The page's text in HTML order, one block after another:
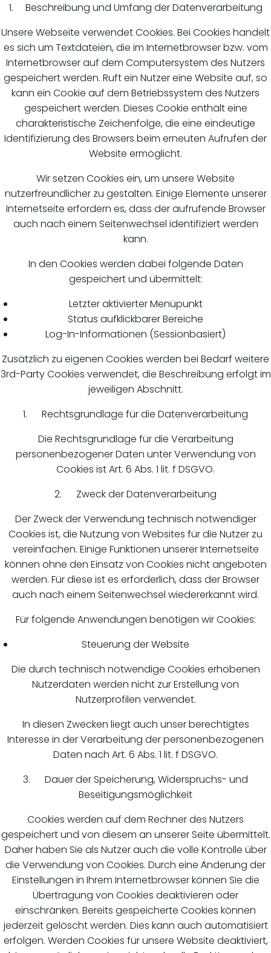
1. Beschreibung und Umfang der Datenverarbeitung
Unsere Webseite verwendet Cookies. Bei Cookies handelt
es sich um Textdateien, die im Internetbrowser bzw. vom
Internetbrowser auf dem Computersystem des Nutzers
gespeichert werden. Ruft ein Nutzer eine Website auf, so
kann ein Cookie auf dem Betriebssystem des Nutzers
gespeichert werden. Dieses Cookie enthält eine
charakteristische Zeichenfolge, die eine eindeutige
Identifizierung des Browsers beim erneuten Aufrufen der
Website ermöglicht.
Wir setzen Cookies ein, um unsere Website
nutzerfreundlicher zu gestalten. Einige Elemente unserer
Internetseite erfordern es, dass der aufrufende Browser
auch nach einem Seitenwechsel identifiziert werden
kann.
In den Cookies werden dabei folgende Daten
gespeichert und übermittelt:
Letzter aktivierter Menüpunkt
Status aufklickbarer Bereiche
Log-In-Informationen (Sessionbasiert)
Zusätzlich zu eigenen Cookies werden bei Bedarf weitere
3rd-Party Cookies verwendet, die Beschreibung erfolgt im
jeweiligen Abschnitt.
1. Rechtsgrundlage für die Datenverarbeitung
Die Rechtsgrundlage für die Verarbeitung
personenbezogener Daten unter Verwendung von
Cookies ist Art. 6 Abs. 1 lit. f DSGVO.
2. Zweck der Datenverarbeitung
Der Zweck der Verwendung technisch notwendiger
Cookies ist, die Nutzung von Websites für die Nutzer zu
vereinfachen. Einige Funktionen unserer Internetseite
können ohne den Einsatz von Cookies nicht angeboten
werden. Für diese ist es erforderlich, dass der Browser
auch nach einem Seitenwechsel wiedererkannt wird.
Für folgende Anwendungen benötigen wir Cookies:
Steuerung der Website
Die durch technisch notwendige Cookies erhobenen
Nutzerdaten werden nicht zur Erstellung von
Nutzerprofilen verwendet.
In diesen Zwecken liegt auch unser berechtigtes
Interesse in der Verarbeitung der personenbezogenen
Daten nach Art. 6 Abs. 1 lit. f DSGVO.
3. Dauer der Speicherung, Widerspruchs- und
Beseitigungsmöglichkeit
Cookies werden auf dem Rechner des Nutzers
gespeichert und von diesem an unserer Seite übermittelt.
Daher haben Sie als Nutzer auch die volle Kontrolle über
die Verwendung von Cookies. Durch eine Änderung der
Einstellungen in Ihrem Internetbrowser können Sie die
Übertragung von Cookies deaktivieren oder
einschränken. Bereits gespeicherte Cookies können
jederzeit gelöscht werden. Dies kann auch automatisiert
erfolgen. Werden Cookies für unsere Website deaktiviert,